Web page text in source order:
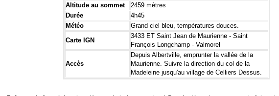
Altitude au sommet
2459 mètres
Durée
4h45
Météo
Grand ciel bleu, températures douces.
Carte IGN
3433 ET Saint Jean de Maurienne - Saint
François Longchamp - Valmorel
Accès
Depuis Albertville, emprunter la vallée de la
Maurienne. Suivre la direction du col de la
Madeleine jusqu'au village de Celliers Dessus.